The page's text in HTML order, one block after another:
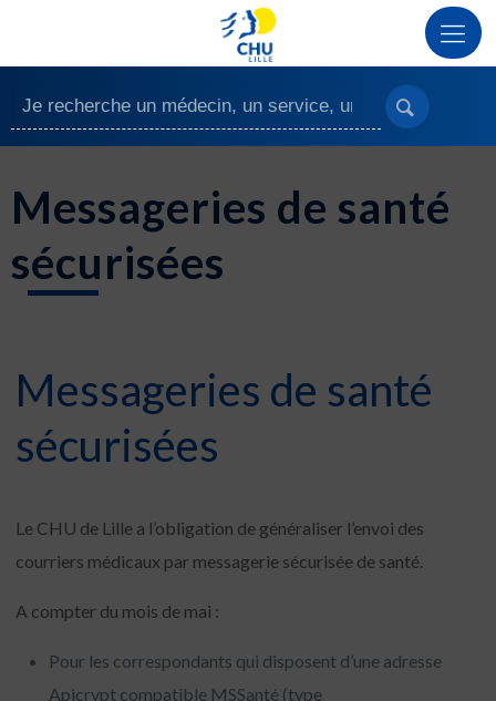
Messageries de santé
sécurisées
Messageries de santé
sécurisées
Le CHU de Lille a l’obligation de généraliser l’envoi des
courriers médicaux par messagerie sécurisée de santé.
A compter du mois de mai :
Pour les correspondants qui disposent d’une adresse
Apicrypt compatible MSSanté (type